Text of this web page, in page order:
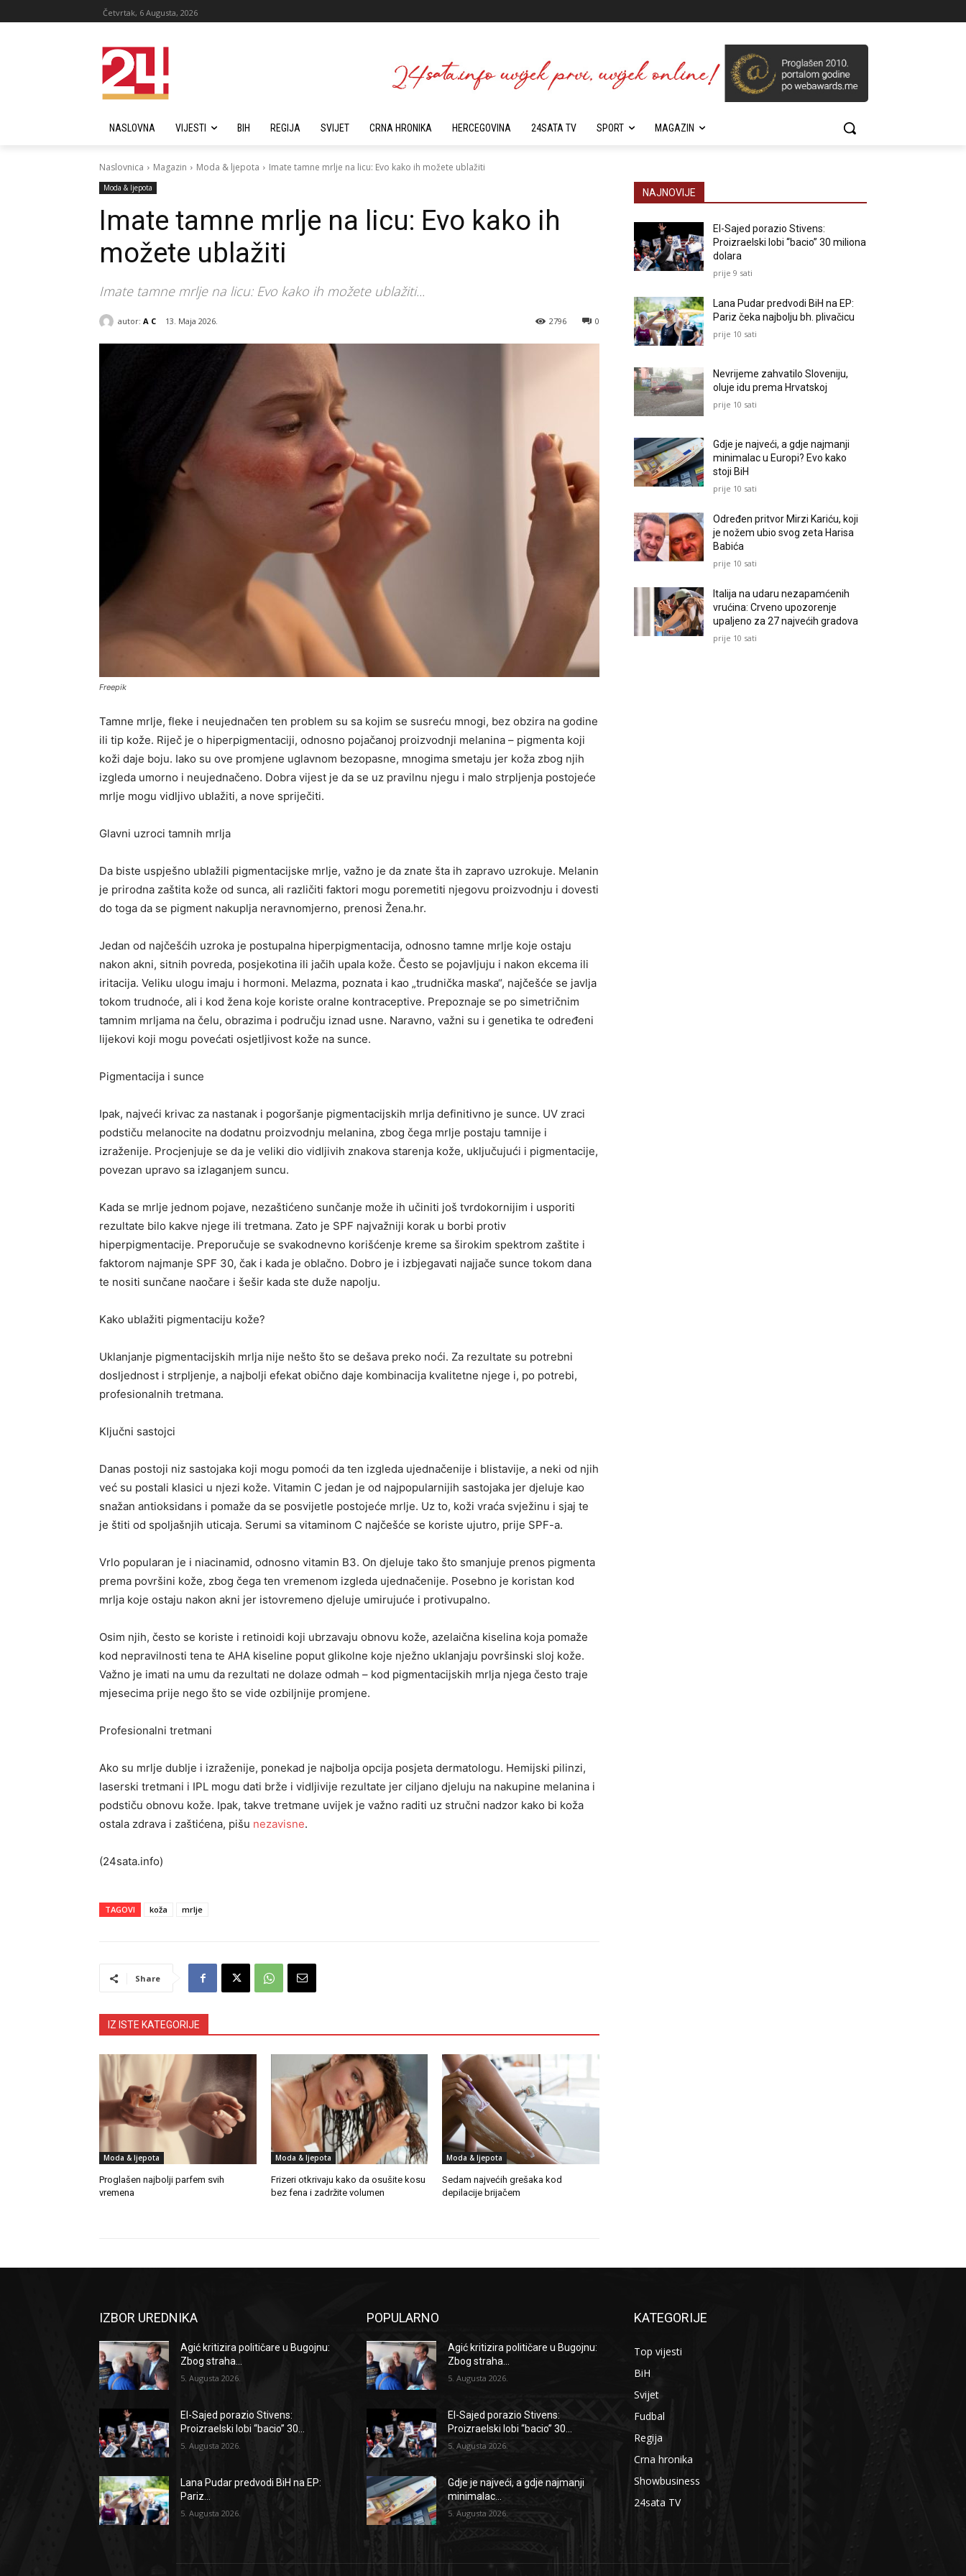
Četvrtak, 6 Augusta, 2026
NASLOVNA VIJESTI BIH REGIJA SVIJET CRNA HRONIKA HERCEGOVINA 24SATA TV SPORT MAGAZIN
Naslovnica Magazin Moda & ljepota Imate tamne mrlje na licu: Evo kako ih možete ublažiti
Moda & ljepota
Imate tamne mrlje na licu: Evo kako ih
možete ublažiti
Imate tamne mrlje na licu: Evo kako ih možete ublažiti...
autor: A C 13. Maja 2026. 0
2796
Freepik
Tamne mrlje, fleke i neujednačen ten problem su sa kojim se susreću mnogi, bez obzira na godine
ili tip kože. Riječ je o hiperpigmentaciji, odnosno pojačanoj proizvodnji melanina – pigmenta koji
koži daje boju. Iako su ove promjene uglavnom bezopasne, mnogima smetaju jer koža zbog njih
izgleda umorno i neujednačeno. Dobra vijest je da se uz pravilnu njegu i malo strpljenja postojeće
mrlje mogu vidljivo ublažiti, a nove spriječiti.
Glavni uzroci tamnih mrlja
Da biste uspješno ublažili pigmentacijske mrlje, važno je da znate šta ih zapravo uzrokuje. Melanin
je prirodna zaštita kože od sunca, ali različiti faktori mogu poremetiti njegovu proizvodnju i dovesti
do toga da se pigment nakuplja neravnomjerno, prenosi Žena.hr.
Jedan od najčešćih uzroka je postupalna hiperpigmentacija, odnosno tamne mrlje koje ostaju
nakon akni, sitnih povreda, posjekotina ili jačih upala kože. Često se pojavljuju i nakon ekcema ili
iritacija. Veliku ulogu imaju i hormoni. Melazma, poznata i kao „trudnička maska“, najčešće se javlja
tokom trudnoće, ali i kod žena koje koriste oralne kontraceptive. Prepoznaje se po simetričnim
tamnim mrljama na čelu, obrazima i području iznad usne. Naravno, važni su i genetika te određeni
lijekovi koji mogu povećati osjetljivost kože na sunce.
Pigmentacija i sunce
Ipak, najveći krivac za nastanak i pogoršanje pigmentacijskih mrlja definitivno je sunce. UV zraci
podstiču melanocite na dodatnu proizvodnju melanina, zbog čega mrlje postaju tamnije i
izraženije. Procjenjuje se da je veliki dio vidljivih znakova starenja kože, uključujući i pigmentacije,
povezan upravo sa izlaganjem suncu.
Kada se mrlje jednom pojave, nezaštićeno sunčanje može ih učiniti još tvrdokornijim i usporiti
rezultate bilo kakve njege ili tretmana. Zato je SPF najvažniji korak u borbi protiv
hiperpigmentacije. Preporučuje se svakodnevno korišćenje kreme sa širokim spektrom zaštite i
faktorom najmanje SPF 30, čak i kada je oblačno. Dobro je i izbjegavati najjače sunce tokom dana
te nositi sunčane naočare i šešir kada ste duže napolju.
Kako ublažiti pigmentaciju kože?
Uklanjanje pigmentacijskih mrlja nije nešto što se dešava preko noći. Za rezultate su potrebni
dosljednost i strpljenje, a najbolji efekat obično daje kombinacija kvalitetne njege i, po potrebi,
profesionalnih tretmana.
Ključni sastojci
Danas postoji niz sastojaka koji mogu pomoći da ten izgleda ujednačenije i blistavije, a neki od njih
već su postali klasici u njezi kože. Vitamin C jedan je od najpopularnijih sastojaka jer djeluje kao
snažan antioksidans i pomaže da se posvijetle postojeće mrlje. Uz to, koži vraća svježinu i sjaj te
je štiti od spoljašnjih uticaja. Serumi sa vitaminom C najčešće se koriste ujutro, prije SPF-a.
Vrlo popularan je i niacinamid, odnosno vitamin B3. On djeluje tako što smanjuje prenos pigmenta
prema površini kože, zbog čega ten vremenom izgleda ujednačenije. Posebno je koristan kod
mrlja koje ostaju nakon akni jer istovremeno djeluje umirujuće i protivupalno.
Osim njih, često se koriste i retinoidi koji ubrzavaju obnovu kože, azelaična kiselina koja pomaže
kod nepravilnosti tena te AHA kiseline poput glikolne koje nježno uklanjaju površinski sloj kože.
Važno je imati na umu da rezultati ne dolaze odmah – kod pigmentacijskih mrlja njega često traje
mjesecima prije nego što se vide ozbiljnije promjene.
Profesionalni tretmani
Ako su mrlje dublje i izraženije, ponekad je najbolja opcija posjeta dermatologu. Hemijski pilinzi,
laserski tretmani i IPL mogu dati brže i vidljivije rezultate jer ciljano djeluju na nakupine melanina i
podstiču obnovu kože. Ipak, takve tretmane uvijek je važno raditi uz stručni nadzor kako bi koža
ostala zdrava i zaštićena, pišu nezavisne.
(24sata.info)
TAGOVI koža mrlje
Share
IZ ISTE KATEGORIJE
Moda & ljepota
Proglašen najbolji parfem svih
vremena
Moda & ljepota
Frizeri otkrivaju kako da osušite kosu
bez fena i zadržite volumen
Moda & ljepota
Sedam najvećih grešaka kod
depilacije brijačem
NAJNOVIJE
El-Sajed porazio Stivens:
Proizraelski lobi “bacio” 30 miliona
dolara
prije 9 sati
Lana Pudar predvodi BiH na EP:
Pariz čeka najbolju bh. plivačicu
prije 10 sati
Nevrijeme zahvatilo Sloveniju,
oluje idu prema Hrvatskoj
prije 10 sati
Gdje je najveći, a gdje najmanji
minimalac u Europi? Evo kako
stoji BiH
prije 10 sati
Određen pritvor Mirzi Kariću, koji
je nožem ubio svog zeta Harisa
Babića
prije 10 sati
Italija na udaru nezapamćenih
vrućina: Crveno upozorenje
upaljeno za 27 najvećih gradova
prije 10 sati
IZBOR UREDNIKA
Agić kritizira političare u Bugojnu:
Zbog straha...
5. Augusta 2026.
El-Sajed porazio Stivens:
Proizraelski lobi “bacio” 30...
5. Augusta 2026.
Lana Pudar predvodi BiH na EP:
Pariz...
5. Augusta 2026.
POPULARNO
Agić kritizira političare u Bugojnu:
Zbog straha...
5. Augusta 2026.
El-Sajed porazio Stivens:
Proizraelski lobi “bacio” 30...
5. Augusta 2026.
Gdje je najveći, a gdje najmanji
minimalac...
5. Augusta 2026.
KATEGORIJE
Top vijesti
BiH
Svijet
Fudbal
Regija
Crna hronika
Showbusiness
24sata TV